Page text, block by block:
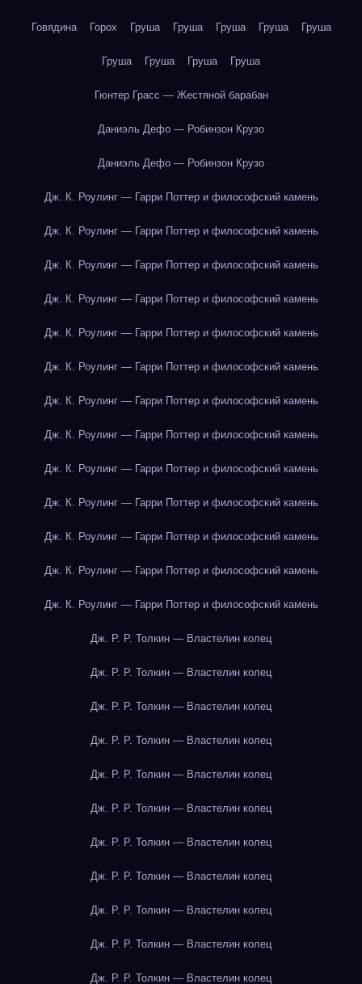
Говядина Горох Груша Груша Груша Груша Груша
Груша Груша Груша Груша
Гюнтер Грасс — Жестяной барабан
Даниэль Дефо — Робинзон Крузо
Даниэль Дефо — Робинзон Крузо
Дж. К. Роулинг — Гарри Поттер и философский камень
Дж. К. Роулинг — Гарри Поттер и философский камень
Дж. К. Роулинг — Гарри Поттер и философский камень
Дж. К. Роулинг — Гарри Поттер и философский камень
Дж. К. Роулинг — Гарри Поттер и философский камень
Дж. К. Роулинг — Гарри Поттер и философский камень
Дж. К. Роулинг — Гарри Поттер и философский камень
Дж. К. Роулинг — Гарри Поттер и философский камень
Дж. К. Роулинг — Гарри Поттер и философский камень
Дж. К. Роулинг — Гарри Поттер и философский камень
Дж. К. Роулинг — Гарри Поттер и философский камень
Дж. К. Роулинг — Гарри Поттер и философский камень
Дж. К. Роулинг — Гарри Поттер и философский камень
Дж. Р. Р. Толкин — Властелин колец
Дж. Р. Р. Толкин — Властелин колец
Дж. Р. Р. Толкин — Властелин колец
Дж. Р. Р. Толкин — Властелин колец
Дж. Р. Р. Толкин — Властелин колец
Дж. Р. Р. Толкин — Властелин колец
Дж. Р. Р. Толкин — Властелин колец
Дж. Р. Р. Толкин — Властелин колец
Дж. Р. Р. Толкин — Властелин колец
Дж. Р. Р. Толкин — Властелин колец
Дж. Р. Р. Толкин — Властелин колец